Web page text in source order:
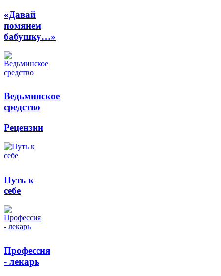
«Давай
помянем
бабушку…»
Ведьминское
средство
Рецензии
Путь к
себе
Профессия
- лекарь